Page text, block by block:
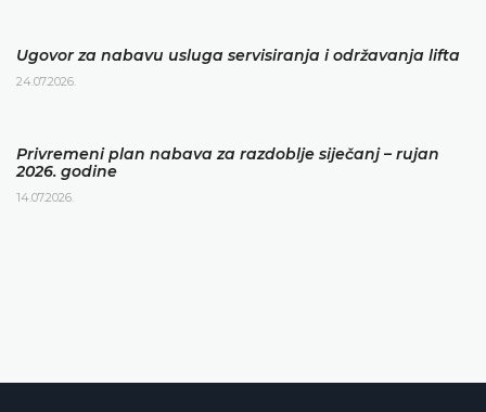
Ugovor za nabavu usluga servisiranja i održavanja lifta
24.07.2026.
Privremeni plan nabava za razdoblje siječanj – rujan
2026. godine
14.07.2026.